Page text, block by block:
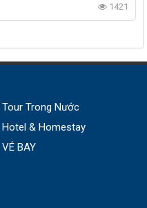
1421
Tour Trong Nước
Hotel & Homestay
VÉ BAY